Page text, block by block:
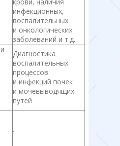
инфекционных,
воспалительных
и онкологических
заболеваний и т.д.
Диагностика
воспалительных
процессов
и инфекций почек
и мочевыводящих
путей
.